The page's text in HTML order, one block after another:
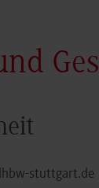
stuttgart.de